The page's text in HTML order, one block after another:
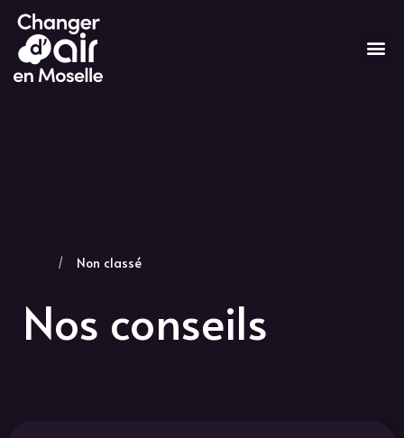
/ Non classé
Nos conseils